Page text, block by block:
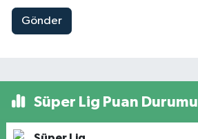
Gönder
Süper Lig Puan Durumu